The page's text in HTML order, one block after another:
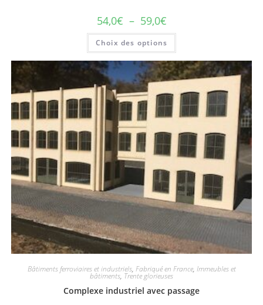
54,0€ – 59,0€
Choix des options
Bâtiments ferroviaires et industriels, Fabriqué en France, Immeubles et
bâtiments, Trente glorieuses
Complexe industriel avec passage